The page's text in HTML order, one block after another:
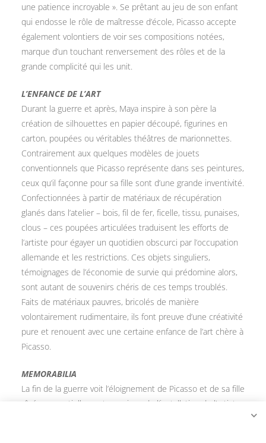
une patience incroyable ». Se prêtant au jeu de son enfant
qui endosse le rôle de maîtresse d’école, Picasso accepte
également volontiers de voir ses compositions notées,
marque d’un touchant renversement des rôles et de la
grande complicité qui les unit.
L’ENFANCE DE L’ART
Durant la guerre et après, Maya inspire à son père la
création de silhouettes en papier découpé, figurines en
carton, poupées ou véritables théâtres de marionnettes.
Contrairement aux quelques modèles de jouets
conventionnels que Picasso représente dans ses peintures,
ceux qu’il façonne pour sa fille sont d’une grande inventivité.
Confectionnées à partir de matériaux de récupération
glanés dans l’atelier – bois, fil de fer, ficelle, tissu, punaises,
clous – ces poupées articulées traduisent les efforts de
l’artiste pour égayer un quotidien obscurci par l’occupation
allemande et les restrictions. Ces objets singuliers,
témoignages de l’économie de survie qui prédomine alors,
sont autant de souvenirs chéris de ces temps troublés.
Faits de matériaux pauvres, bricolés de manière
volontairement rudimentaire, ils font preuve d’une créativité
pure et renouent avec une certaine enfance de l’art chère à
Picasso.
MEMORABILIA
La fin de la guerre voit l’éloignement de Picasso et de sa fille
aînée, essentiellement en raison de l’installation de l’artiste